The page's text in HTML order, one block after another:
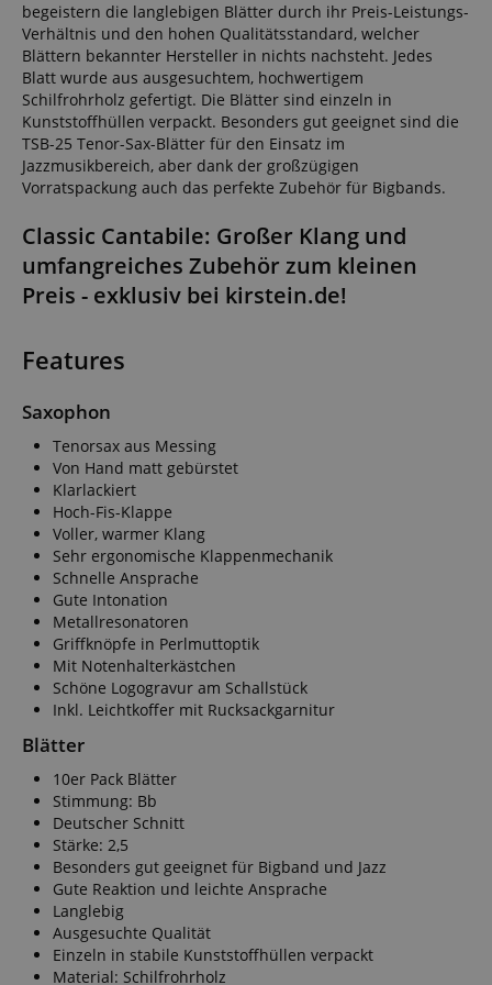
begeistern die langlebigen Blätter durch ihr Preis-Leistungs-
Verhältnis und den hohen Qualitätsstandard, welcher
Blättern bekannter Hersteller in nichts nachsteht. Jedes
Blatt wurde aus ausgesuchtem, hochwertigem
Schilfrohrholz gefertigt. Die Blätter sind einzeln in
Kunststoffhüllen verpackt. Besonders gut geeignet sind die
TSB-25 Tenor-Sax-Blätter für den Einsatz im
Jazzmusikbereich, aber dank der großzügigen
Vorratspackung auch das perfekte Zubehör für Bigbands.
Classic Cantabile: Großer Klang und
umfangreiches Zubehör zum kleinen
Preis - exklusiv bei kirstein.de!
Features
Saxophon
Tenorsax aus Messing
Von Hand matt gebürstet
Klarlackiert
Hoch-Fis-Klappe
Voller, warmer Klang
Sehr ergonomische Klappenmechanik
Schnelle Ansprache
Gute Intonation
Metallresonatoren
Griffknöpfe in Perlmuttoptik
Mit Notenhalterkästchen
Schöne Logogravur am Schallstück
Inkl. Leichtkoffer mit Rucksackgarnitur
Blätter
10er Pack Blätter
Stimmung: Bb
Deutscher Schnitt
Stärke: 2,5
Besonders gut geeignet für Bigband und Jazz
Gute Reaktion und leichte Ansprache
Langlebig
Ausgesuchte Qualität
Einzeln in stabile Kunststoffhüllen verpackt
Material: Schilfrohrholz